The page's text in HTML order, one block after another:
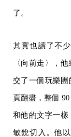
了。
其實也讀了不
〈向前走〉，
交了一個玩樂
頁翻盡，整個
和他的文字一樣
敏銳切入。他